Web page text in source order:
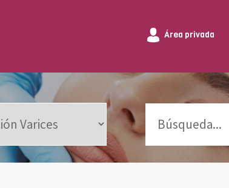
Área privada